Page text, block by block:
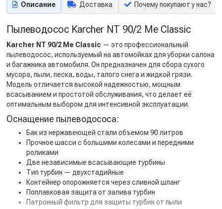
Описание Доставка Почему покупают у нас?
Пылеводосос Karcher NT 90/2 Me Classic
Karcher NT 90/2 Me Classic — это профессиональный
пылеводосос, используемый на автомойках для уборки салона
и багажника автомобиля. Он предназначен для сбора сухого
мусора, пыли, песка, воды, талого снега и жидкой грязи.
Модель отличается высокой надежностью, мощным
всасыванием и простотой обслуживания, что делает её
оптимальным выбором для интенсивной эксплуатации.
Оснащение пылеводососа:
Бак из нержавеющей стали объемом 90 литров
Прочное шасси с большими колесами и передними
роликами
Две независимые всасывающие турбины
Тип турбин — двухстадийные
Контейнер опорожняется через сливной шланг
Поплавковая защита от залива турбин
Патронный фильтр для защиты турбин от пыли